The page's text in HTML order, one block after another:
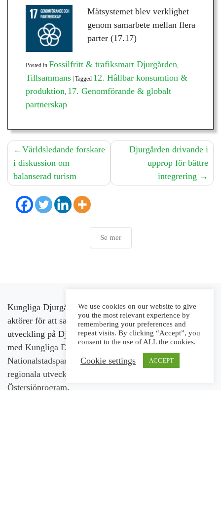
Mätsystemet blev verklighet
genom samarbete mellan flera
parter (17.17)
Posted in Fossilfritt & trafiksmart Djurgården,
Tillsammans Tagged 12. Hållbar konsumtion &
produktion, 17. Genomförande & globalt
partnerskap
Inläggsnavigering
Världsledande forskare
i diskussion om
balanserad turism
Djurgården drivande i
upprop för bättre
integrering
Se mer
Kungliga Djurgårdens Intressenter samlar ett 60-tal
aktörer för att samverka kring långsiktig och hållbar
utveckling på Djurgården. Arbetet sker i nära samarbete
med Kungliga Djurgårdens förvaltningoch med stöd av
Nationalstadsparkens utvecklingsfond,
Europeiska
regionala utvecklingsfonden
Östersjöprogram.
We use cookies on our website to give
you the most relevant experience by
remembering your preferences and
repeat visits. By clicking “Accept”, you
consent to the use of ALL the cookies.
Cookie settings ACCEPT